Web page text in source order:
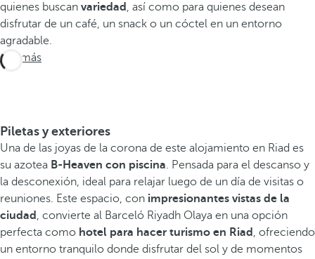
quienes buscan variedad , así como para quienes desean
disfrutar de un café, un snack o un cóctel en un entorno
agradable.
Ver más
Piletas y exteriores
Una de las joyas de la corona de este alojamiento en Riad es
su azotea B-Heaven con piscina. Pensada para el descanso y
la desconexión, ideal para relajar luego de un día de visitas o
reuniones. Este espacio, con impresionantes vistas de la
ciudad , convierte al Barceló Riyadh Olaya en una opción
perfecta como hotel para hacer turismo en Riad , ofreciendo
un entorno tranquilo donde disfrutar del sol y de momentos